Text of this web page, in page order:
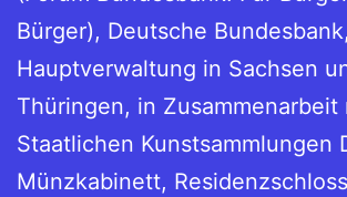
Bürger), Deutsche Bundesbank,
Hauptverwaltung in Sachsen
Thüringen, in Zusammenarbeit
Staatlichen Kunstsammlungen
Münzkabinett,